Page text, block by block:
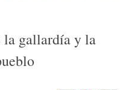
la gallardía y la